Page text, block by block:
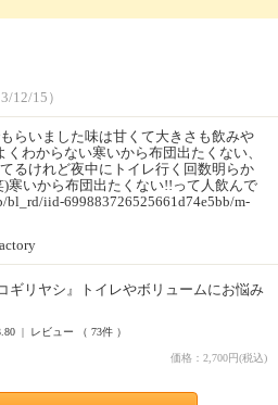
12/15）
らいました味は甘くて大きさも飲みや
わからない寒いから布団出たくない、
るけれど夜中にトイレ行く回数明らか
寒いから布団出たくない!!って人飲んで
iid-699883726525661d74e5bb/m-
ギリヤシ』トイレやボリュームにお悩み
| レビュー （ 73件 ）
価格：2,700円(税込)